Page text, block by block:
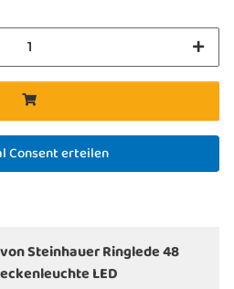
Consent erteilen
Steinhauer Ringlede 48
LED